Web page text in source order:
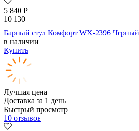
5 840 Р
10 130
Барный стул Комфорт WX-2396 Черный
в наличии
Купить
Лучшая цена
Доставка за 1 день
Быстрый просмотр
10 отзывов